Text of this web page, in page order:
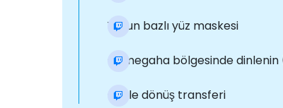
Yosun bazlı yüz maskesi
Camegaha bölgesinde
Otele dönüş transferi